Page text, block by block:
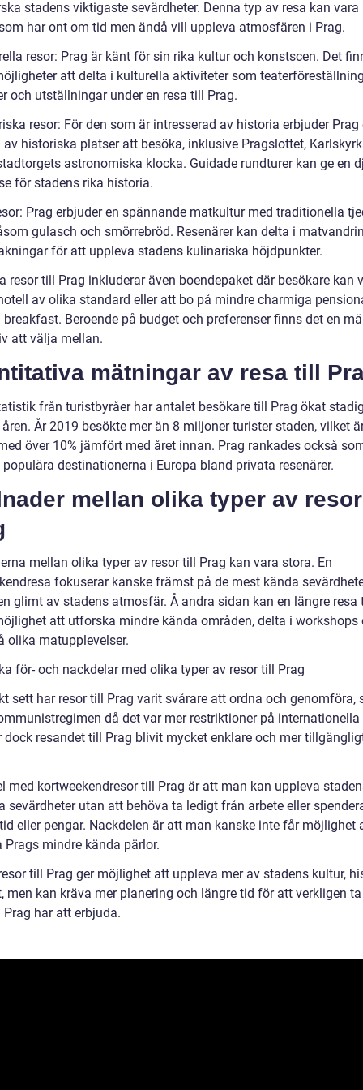
stadens viktigaste sevärdheter. Denna typ av resa kan vara
har ont om tid men ändå vill uppleva atmosfären i Prag.
resor: Prag är känt för sin rika kultur och konstscen. Det
att delta i kulturella aktiviteter som
och utställningar under en resa till Prag.
resor: För den som är intresserad av historia erbjuder Prag
av historiska platser att besöka, inklusive Pragslottet,
astronomiska klocka. Guidade rundturer kan ge en
för stadens rika historia.
Prag erbjuder en spännande matkultur med traditionella
gulasch och smörrebröd. Resenärer kan delta i
för att uppleva stadens kulinariska höjdpunkter.
resor till Prag inkluderar även boendepaket där besökare kan
av olika standard eller att bo på mindre charmiga
breakfast. Beroende på budget och preferenser finns det en
att välja mellan.
mätningar av resa till
från turistbyråer har antalet besökare till Prag ökat
År 2019 besökte mer än 8 miljoner turister staden, vilket
över 10% jämfört med året innan. Prag rankades också
populära destinationerna i Europa bland privata resenärer.
mellan olika typer av
mellan olika typer av resor till Prag kan vara stora. En
fokuserar kanske främst på de mest kända
glimt av stadens atmosfär. Å andra sidan kan en längre resa
att utforska mindre kända områden, delta i workshops
olika matupplevelser.
för- och nackdelar med olika typer av resor till Prag
sett har resor till Prag varit svårare att ordna och genomföra,
då det var mer restriktioner på internationella
dock resandet till Prag blivit mycket enklare och mer
med kortweekendresor till Prag är att man kan uppleva
sevärdheter utan att behöva ta ledigt från arbete eller
eller pengar. Nackdelen är att man kanske inte får möjlighet
Prags mindre kända pärlor.
till Prag ger möjlighet att uppleva mer av stadens kultur,
men kan kräva mer planering och längre tid för att verkligen
har att erbjuda.